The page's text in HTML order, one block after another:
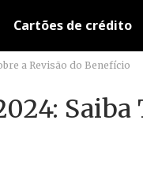
Cartões de crédito
a Revisão do Benefício
Saiba